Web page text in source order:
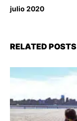
julio 2020
RELATED POSTS